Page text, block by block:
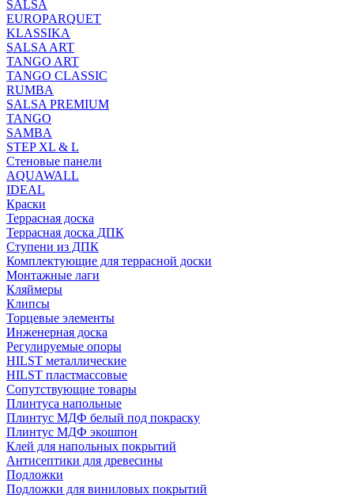
SALSA
EUROPARQUET
KLASSIKA
SALSA ART
TANGO ART
TANGO CLASSIC
RUMBA
SALSA PREMIUM
TANGO
SAMBA
STEP XL & L
Стеновые панели
AQUAWALL
IDEAL
Краски
Террасная доска
Террасная доска ДПК
Ступени из ДПК
Комплектующие для террасной доски
Монтажные лаги
Кляймеры
Клипсы
Торцевые элементы
Инженерная доска
Регулируемые опоры
HILST металлические
HILST пластмассовые
Сопутствующие товары
Плинтуса напольные
Плинтус МДФ белый под покраску
Плинтус МДФ экошпон
Клей для напольных покрытий
Антисептики для древесины
Подложки
Подложки для виниловых покрытий